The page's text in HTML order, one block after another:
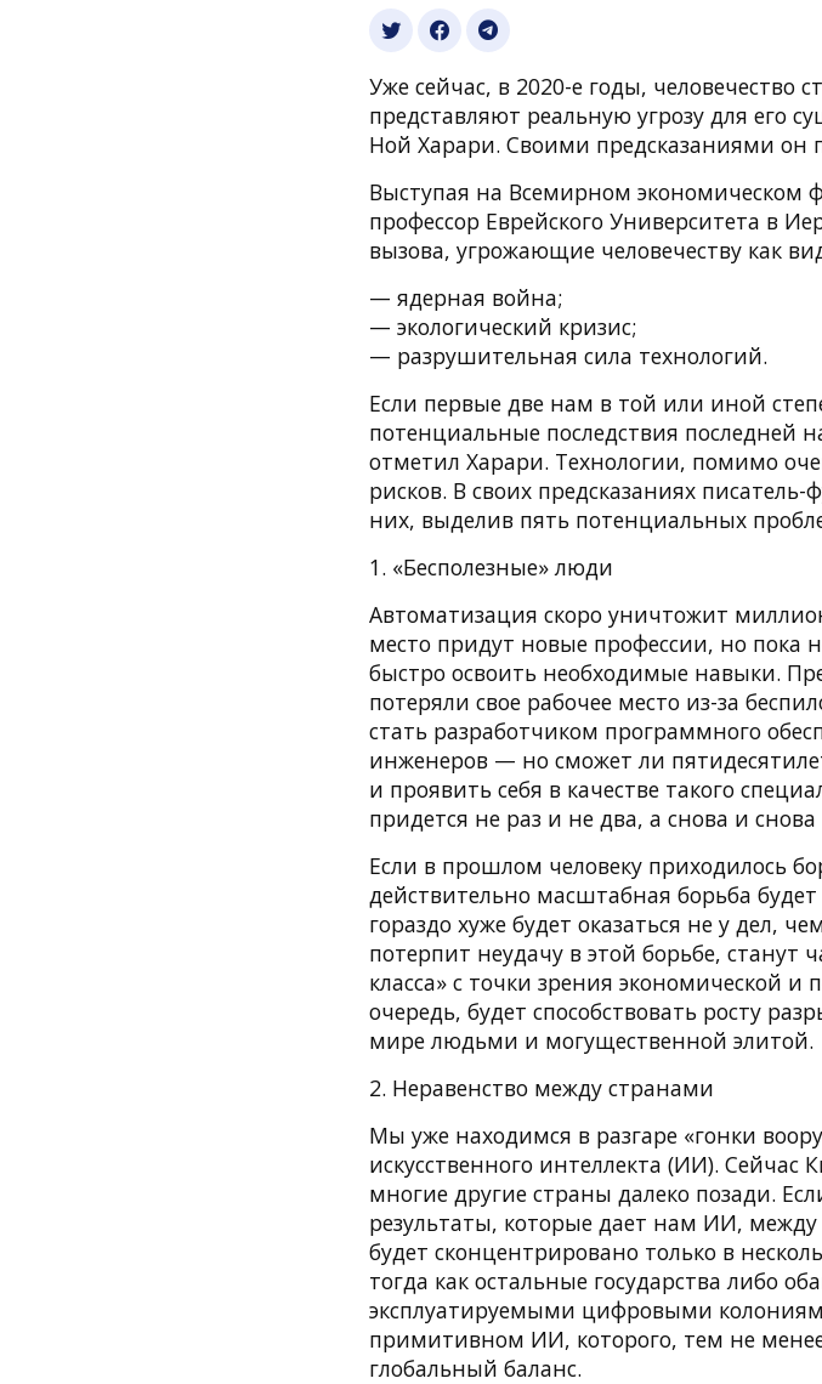
Уже сейчас, в 2020-е годы, человечество
представляют реальную угрозу для его
Ной Харари. Своими предсказаниями он
Выступая на Всемирном экономическом
профессор Еврейского Университета в
вызова, угрожающие человечеству как
— ядерная война;
— экологический кризис;
— разрушительная сила технологий.
Если первые две нам в той или иной
потенциальные последствия последней
отметил Харари. Технологии, помимо
рисков. В своих предсказаниях
них, выделив пять потенциальных
1. «Бесполезные» люди
Автоматизация скоро уничтожит
место придут новые профессии, но пока
быстро освоить необходимые навыки.
потеряли свое рабочее место из-за
стать разработчиком программного
инженеров — но сможет ли
и проявить себя в качестве такого
придется не раз и не два, а снова и
Если в прошлом человеку приходилось
действительно масштабная борьба
гораздо хуже будет оказаться не у дел,
потерпит неудачу в этой борьбе, станут
класса» с точки зрения экономической
очередь, будет способствовать росту
мире людьми и могущественной элитой.
2. Неравенство между странами
Мы уже находимся в разгаре «гонки
искусственного интеллекта (ИИ).
многие другие страны далеко позади.
результаты, которые дает нам ИИ,
будет сконцентрировано только в
тогда как остальные государства либо
эксплуатируемыми цифровыми
примитивном ИИ, которого, тем не
глобальный баланс.